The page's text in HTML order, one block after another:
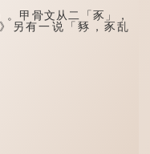
甲骨文从二「豕」，
另有一说「豩，豕乱